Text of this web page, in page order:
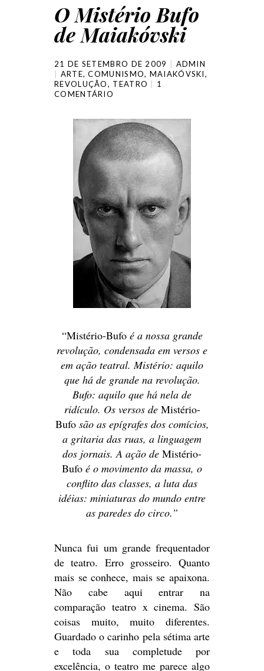
O Mistério Bufo
de Maiakóvski
21 DE SETEMBRO DE 2009
ADMIN
ARTE,COMUNISMO, MAIAKÓVSKI,
REVOLUÇÃO, TEATRO
1
COMENTÁRIO
“Mistério-Bufoé a nossa grande
revolução, condensada em versos e
em ação teatral. Mistério: aquilo
que há de grande na revolução.
Bufo: aquilo que há nela de
ridículo. Os versos de Mistério-
Bufosão as epígrafes dos comícios,
a gritaria das ruas, a linguagem
dos jornais. A ação de Mistério-
Bufo é o movimento da massa, o
conflito das classes, a luta das
idéias: miniaturas do mundo entre
as paredes do circo.”
Nunca fui um grande frequentador
de teatro. Erro grosseiro. Quanto
mais se conhece, mais se apaixona.
Não cabe aqui entrar na
comparação teatro x cinema. São
coisas muito, muito diferentes.
Guardado o carinho pela sétima arte
e toda sua completude por
excelência, o teatro me parece algo